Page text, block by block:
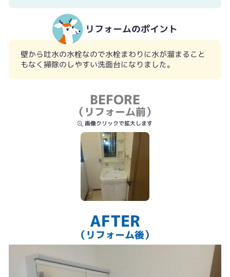
リフォームのポイント
壁から吐水の水栓なので水栓まわりに水が溜まること
もなく掃除のしやすい洗面台になりました。
BEFORE
（リフォーム前）
画像クリックで拡大します
AFTER
（リフォーム後）
壁からの吐水のため周りに水も溜まりません。